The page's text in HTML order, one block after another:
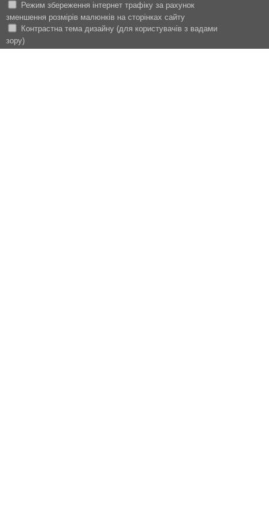
Режим збереження інтернет трафіку за рахунок
зменшення розмірів малюнків на сторінках сайту
Контрастна тема дизайну (для користувачів з вадами
зору)